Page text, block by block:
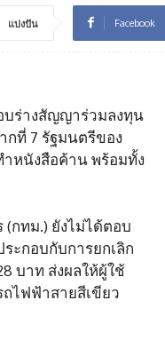
แบ่งปัน Facebook
บร่างสัญญาร่วมลงทุน
กที่ 7 รัฐมนตรีของ
หนังสือค้าน พร้อมทั้ง
(กทม.) ยังไม่ได้ตอบ
ะกอบกับการยกเลิก
บาท ส่งผลให้ผู้ใช้
ไฟฟ้าสายสีเขียว